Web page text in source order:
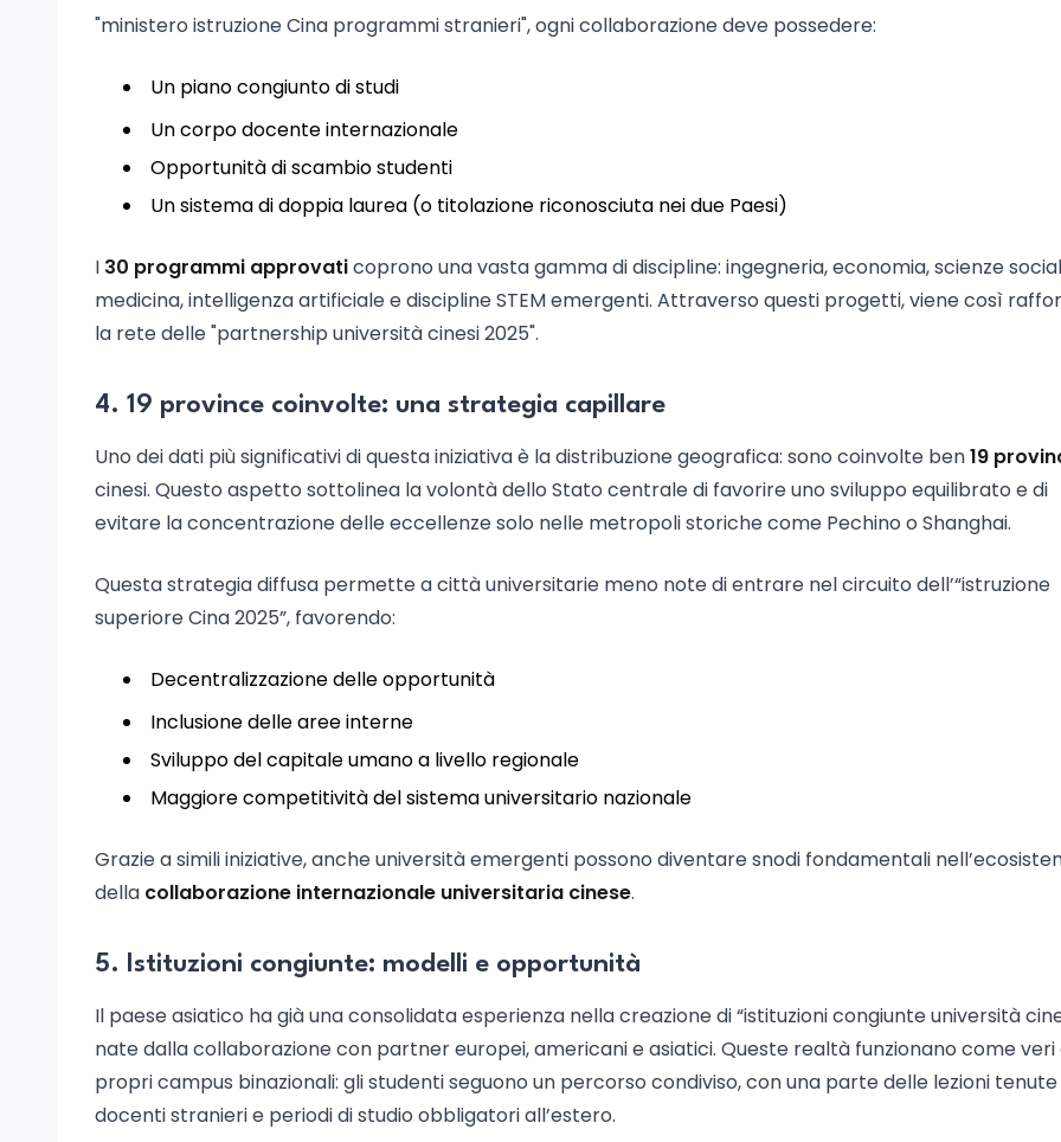
"ministero istruzione Cina programmi stranieri", ogni collaborazione deve possedere:
Un piano congiunto di studi
Un corpo docente internazionale
Opportunità di scambio studenti
Un sistema di doppia laurea (o titolazione riconosciuta nei due Paesi)
I 30 programmi approvaticoprono una vasta gamma di discipline: ingegneria, economia, scienze
medicina, intelligenza artificiale e discipline STEM emergenti. Attraverso questi progetti, viene così
la rete delle "partnership università cinesi 2025".
4. 19 province coinvolte: una strategia capillare
Uno dei dati più significativi di questa iniziativa è la distribuzione geografica: sono coinvolte ben19
cinesi. Questo aspetto sottolinea la volontà dello Stato centrale di favorire uno sviluppo equilibrato e di
evitare la concentrazione delle eccellenze solo nelle metropoli storiche come Pechino o Shanghai.
Questa strategia diffusa permette a città universitarie meno note di entrare nel circuito dell’“istruzione
superiore Cina 2025”, favorendo:
Decentralizzazione delle opportunità
Inclusione delle aree interne
Sviluppo del capitale umano a livello regionale
Maggiore competitività del sistema universitario nazionale
Grazie a simili iniziative, anche università emergenti possono diventare snodi fondamentali
della collaborazione internazionale universitaria cinese.
5. Istituzioni congiunte: modelli e opportunità
Il paese asiatico ha già una consolidata esperienza nella creazione di “istituzioni congiunte università
nate dalla collaborazione con partner europei, americani e asiatici. Queste realtà funzionano come veri
propri campus binazionali: gli studenti seguono un percorso condiviso, con una parte delle lezioni
docenti stranieri e periodi di studio obbligatori all’estero.